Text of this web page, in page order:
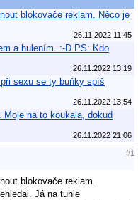
blokovače reklam. Něco je
26.11.2022 11:45
a hulením. :-D PS: Kdo
26.11.2022 13:19
sexu se ty buňky spíš
26.11.2022 13:54
na to koukala, dokud
26.11.2022 21:06
#1
blokovače reklam.
Já na tuhle